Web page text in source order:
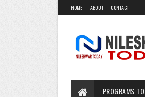
HOME ABOUT CONTACT
PROGRAMS